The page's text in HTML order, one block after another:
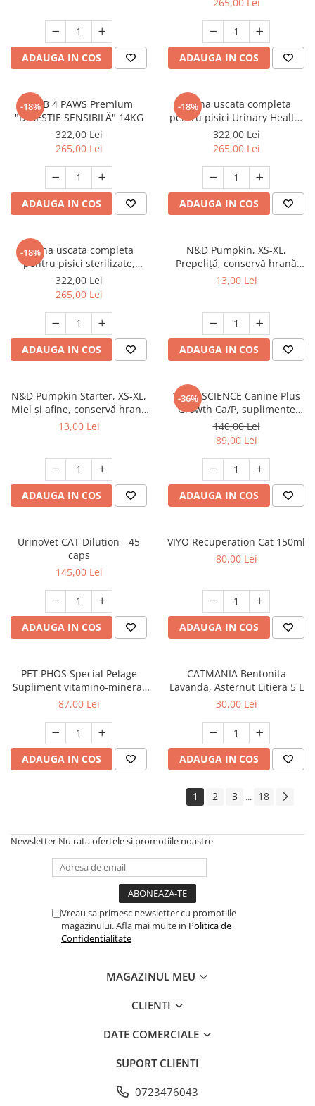
ADAUGA IN COS ADAUGA IN COS
-18%
CLUB 4 PAWS Premium
"DIGESTIE SENSIBILĂ" 14KG
322,00 Lei
265,00 Lei
ADAUGA IN COS
-18%
Hrana uscata completa
pentru pisici Urinary Health,
Premium, Club 4 Paws, 14 kg
322,00 Lei
265,00 Lei
ADAUGA IN COS
-18%
Hrana uscata completa
pentru pisici sterilizate,
Premium, Club 4 PAWS, 14 kg
322,00 Lei
265,00 Lei
ADAUGA IN COS
N&D Pumpkin, XS-XL,
Prepeliță, conservă hrană
umedă fără cereale câini, (în
13,00 Lei
ADAUGA IN COS
N&D Pumpkin Starter, XS-XL,
Miel și afine, conservă hrană
umedă fără cereale câini
13,00 Lei
ADAUGA IN COS
-36%
VETRI SCIENCE Canine Plus
Growth Ca/P, suplimente
creștere și vitalitate câini, 45
Tablete masticabile
140,00 Lei
89,00 Lei
ADAUGA IN COS
UrinoVet CAT Dilution - 45
caps
145,00 Lei
ADAUGA IN COS
VIYO Recuperation Cat 150ml
80,00 Lei
ADAUGA IN COS
PET PHOS Special Pelage
Supliment vitamino-mineral
pentru câini, 50 tablete
87,00 Lei
ADAUGA IN COS
CATMANIA Bentonita
Lavanda, Asternut Litiera 5 L
30,00 Lei
ADAUGA IN COS
1 2 3 ... 18
Newsletter Nu rata ofertele si promotiile noastre
Vreau sa primesc newsletter cu promotiile
magazinului. Afla mai multe in Politica de
Confidentialitate
MAGAZINUL MEU
CLIENTI
DATE COMERCIALE
SUPORT CLIENTI
0723476043